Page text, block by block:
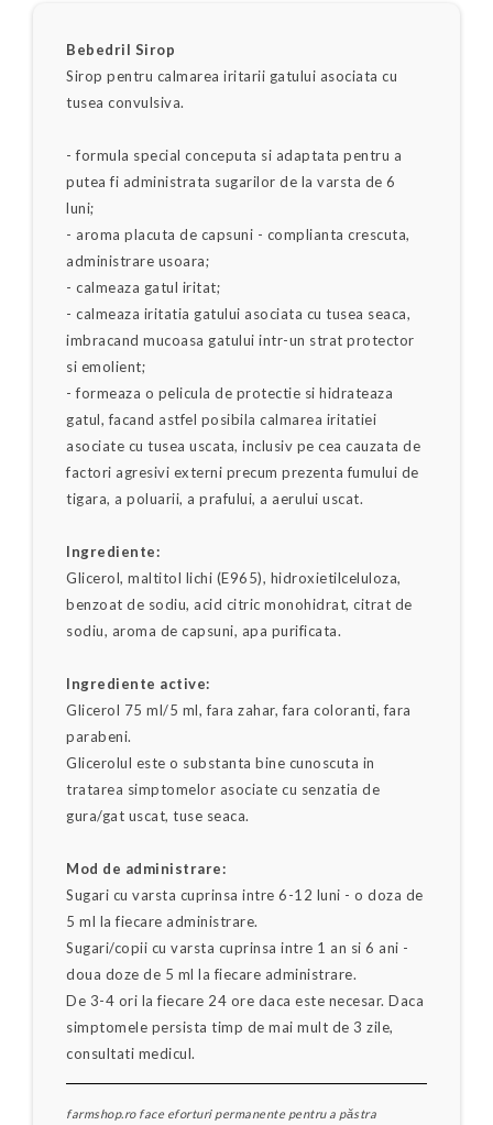
Bebedril Sirop
Sirop pentru calmarea iritarii gatului asociata cu
tusea convulsiva.
- formula special conceputa si adaptata pentru a
putea fi administrata sugarilor de la varsta de 6
luni;
- aroma placuta de capsuni - complianta crescuta,
administrare usoara;
- calmeaza gatul iritat;
- calmeaza iritatia gatului asociata cu tusea seaca,
imbracand mucoasa gatului intr-un strat protector
si emolient;
- formeaza o pelicula de protectie si hidrateaza
gatul, facand astfel posibila calmarea iritatiei
asociate cu tusea uscata, inclusiv pe cea cauzata de
factori agresivi externi precum prezenta fumului de
tigara, a poluarii, a prafului, a aerului uscat.
Ingrediente:
Glicerol, maltitol lichi (E965), hidroxietilceluloza,
benzoat de sodiu, acid citric monohidrat, citrat de
sodiu, aroma de capsuni, apa purificata.
Ingrediente active:
Glicerol 75 ml/5 ml, fara zahar, fara coloranti, fara
parabeni.
Glicerolul este o substanta bine cunoscuta in
tratarea simptomelor asociate cu senzatia de
gura/gat uscat, tuse seaca.
Mod de administrare:
Sugari cu varsta cuprinsa intre 6-12 luni - o doza de
5 ml la fiecare administrare.
Sugari/copii cu varsta cuprinsa intre 1 an si 6 ani -
doua doze de 5 ml la fiecare administrare.
De 3-4 ori la fiecare 24 ore daca este necesar. Daca
simptomele persista timp de mai mult de 3 zile,
consultati medicul.
farmshop.ro face eforturi permanente pentru a păstra